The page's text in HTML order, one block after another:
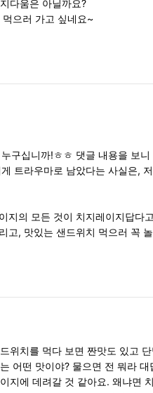
다움은 아닐까요?
으러 가고 싶네요~
구십니까!ㅎㅎ 댓글 내용을 보
트라우마로 남았다는 사실은,
지의 모든 것이 치지레이지답다
고, 맛있는 샌드위치 먹으러 꼭
위치를 먹다 보면 짠맛도 있고
어떤 맛이야? 물으면 전 뭐라
지에 데려갈 것 같아요. 왜냐면